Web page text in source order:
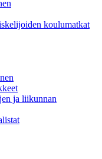
koulumatkat
ja liikunnan